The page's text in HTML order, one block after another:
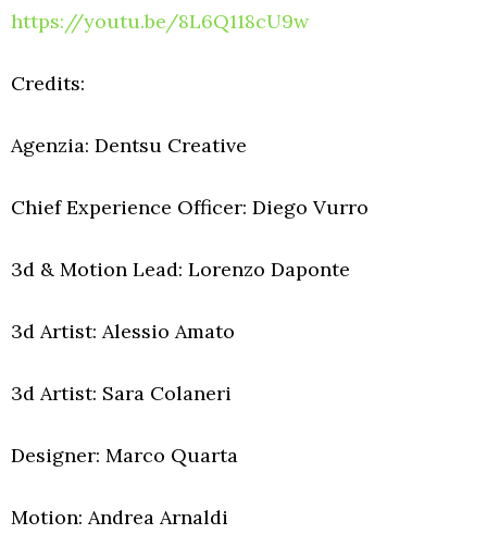
https://youtu.be/8L6Q118cU9w
Credits:
Agenzia: Dentsu Creative
Chief Experience Officer: Diego Vurro
3d & Motion Lead: Lorenzo Daponte
3d Artist: Alessio Amato
3d Artist: Sara Colaneri
Designer: Marco Quarta
Motion: Andrea Arnaldi